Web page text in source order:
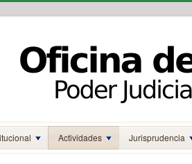
Actividades Jurisprudencia